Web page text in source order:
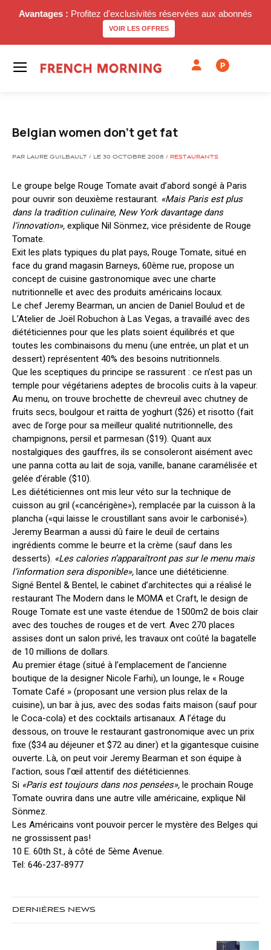
Avantages : Profitez d'exclusivités réservées aux abonnés
VOIR LES OFFRES
P
Belgian women don't get fat
PAR LAURE GUILBAULT / LE 30 OCTOBRE 2008 / RESTAURANTS
Le groupe belge Rouge Tomate avait d’abord songé à Paris
pour ouvrir son deuxième restaurant. «Mais Paris est plus
dans la tradition culinaire, New York davantage dans
l’innovation», explique Nil Sönmez, vice présidente de Rouge
Tomate.
Exit les plats typiques du plat pays, Rouge Tomate, situé en
face du grand magasin Barneys, 60ème rue, propose un
concept de cuisine gastronomique avec une charte
nutritionnelle et avec des produits américains locaux.
Le chef Jeremy Bearman, un ancien de Daniel Boulud et de
L’Atelier de Joël Robuchon à Las Vegas, a travaillé avec des
diététiciennes pour que les plats soient équilibrés et que
toutes les combinaisons du menu (une entrée, un plat et un
dessert) représentent 40% des besoins nutritionnels.
Que les sceptiques du principe se rassurent : ce n’est pas un
temple pour végétariens adeptes de brocolis cuits à la vapeur.
Au menu, on trouve brochette de chevreuil avec chutney de
fruits secs, boulgour et raitta de yoghurt ($26) et risotto (fait
avec de l’orge pour sa meilleur qualité nutritionnelle, des
champignons, persil et parmesan ($19). Quant aux
nostalgiques des gauffres, ils se consoleront aisément avec
une panna cotta au lait de soja, vanille, banane caramélisée et
gelée d’érable ($10).
Les diététiciennes ont mis leur véto sur la technique de
cuisson au gril («cancérigène»), remplacée par la cuisson à la
plancha («qui laisse le croustillant sans avoir le carbonisé»).
Jeremy Bearman a aussi dû faire le deuil de certains
ingrédients comme le beurre et la crème (sauf dans les
desserts). «Les calories n’apparaîtront pas sur le menu mais
l’information sera disponible», lance une diététicienne.
Signé Bentel & Bentel, le cabinet d’architectes qui a réalisé le
restaurant The Modern dans le MOMA et Craft, le design de
Rouge Tomate est une vaste étendue de 1500m2 de bois clair
avec des touches de rouges et de vert. Avec 270 places
assises dont un salon privé, les travaux ont coûté la bagatelle
de 10 millions de dollars.
Au premier étage (situé à l’emplacement de l’ancienne
boutique de la designer Nicole Farhi), un lounge, le « Rouge
Tomate Café » (proposant une version plus relax de la
cuisine), un bar à jus, avec des sodas faits maison (sauf pour
le Coca-cola) et des cocktails artisanaux. A l’étage du
dessous, on trouve le restaurant gastronomique avec un prix
fixe ($34 au déjeuner et $72 au diner) et la gigantesque cuisine
ouverte. Là, on peut voir Jeremy Bearman et son équipe à
l’action, sous l’œil attentif des diététiciennes.
Si «Paris est toujours dans nos pensées», le prochain Rouge
Tomate ouvrira dans une autre ville américaine, explique Nil
Sönmez.
Les Américains vont pouvoir percer le mystère des Belges qui
ne grossissent pas!
10 E. 60th St., à côté de 5ème Avenue.
Tel: 646-237-8977
DERNIÈRES NEWS